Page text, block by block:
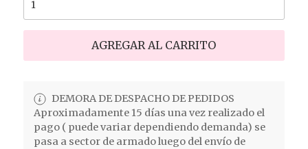
AGREGAR AL CARRITO
DEMORA DE DESPACHO DE PEDIDOS
Aproximadamente 15 días una vez realizado el
pago ( puede variar dependiendo demanda) se
pasa a sector de armado luego del envío de